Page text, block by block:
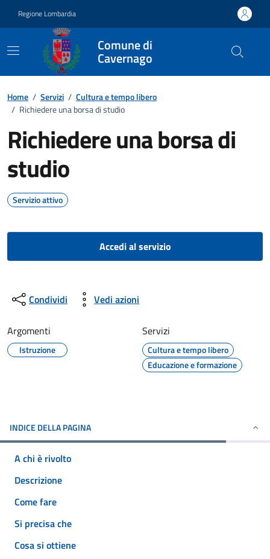
Regione Lombardia
Comune di
Cavernago
Home / Servizi / Cultura e tempo libero
/ Richiedere una borsa di studio
Richiedere una borsa di
studio
Servizio attivo
Accedi al servizio
Condividi Vedi azioni
Argomenti
Istruzione
Servizi
Cultura e tempo libero
Educazione e formazione
INDICE DELLA PAGINA
A chi è rivolto
Descrizione
Come fare
Si precisa che
Cosa si ottiene